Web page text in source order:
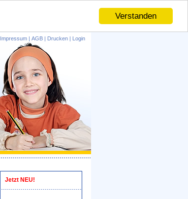
Verstanden
Impressum | AGB | Drucken | Login
Jetzt NEU!